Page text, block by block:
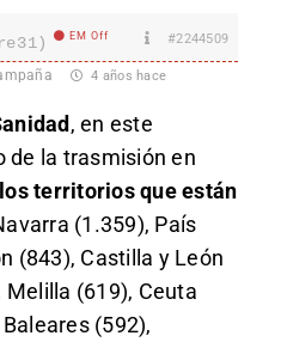
EM Off #2244509
4 años hace
, en este
de la trasmisión en
territorios que están
(1.359), País
(843), Castilla y León
(619), Ceuta
(592),